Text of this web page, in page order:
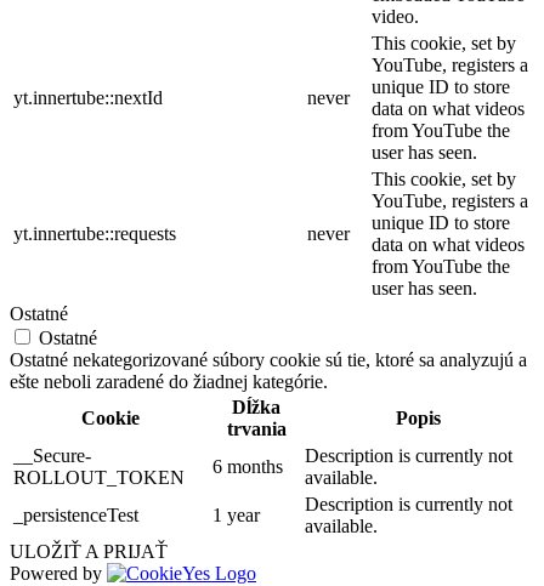
video.
yt.innertube::nextId never
This cookie, set by
YouTube, registers a
unique ID to store
data on what videos
from YouTube the
user has seen.
yt.innertube::requests never
This cookie, set by
YouTube, registers a
unique ID to store
data on what videos
from YouTube the
user has seen.
Ostatné
Ostatné
Ostatné nekategorizované súbory cookie sú tie, ktoré sa analyzujú a
ešte neboli zaradené do žiadnej kategórie.
Cookie
Dĺžka
trvania
Popis
__Secure-
ROLLOUT_TOKEN
6 months
Description is currently not
available.
_persistenceTest
1 year
Description is currently not
available.
ULOŽIŤ A PRIJAŤ
Powered by